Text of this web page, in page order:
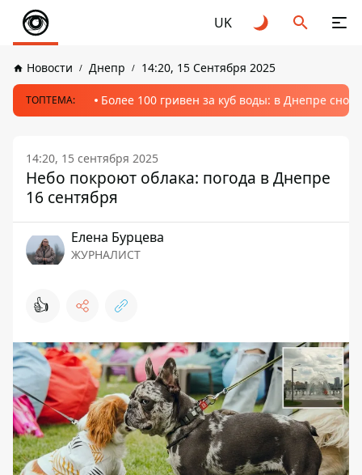
UK
Новости Днепр 14:20, 15 Сентября 2025
ТОПТЕМА: Более 100 гривен за куб воды: в Днепре
14:20, 15 сентября 2025
Небо покроют облака: погода в Днепре
16 сентября
Елена Бурцева
ЖУРНАЛИСТ
👍